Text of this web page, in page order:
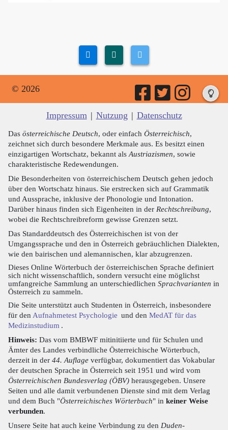
© 2026
Impressum | Nutzung | Datenschutz
Das österreichische Deutsch, oder einfach Österreichisch,
zeichnet sich durch besondere Merkmale aus. Es besitzt einen
einzigartigen Wortschatz, bekannt als Austriazismen, sowie
charakteristische Redewendungen.
Die Besonderheiten von österreichischem Deutsch gehen jedoch
über den Wortschatz hinaus. Sie erstrecken sich auf Grammatik
und Aussprache, inklusive der Phonologie und Intonation.
Darüber hinaus finden sich Eigenheiten in der Rechtschreibung,
wobei die Rechtschreibreform gewisse Grenzen setzt.
Das Standarddeutsch des Österreichischen ist von der
Umgangssprache und den in Österreich gebräuchlichen Dialekten,
wie den bairischen und alemannischen, klar abzugrenzen.
Dieses Online Wörterbuch der österreichischen Sprache definiert
sich nicht wissenschaftlich, sondern versucht eine möglichst
umfangreiche Sammlung an unterschiedlichen Sprachvarianten in
Österreich zu sammeln.
Die Seite unterstützt auch Studenten in Österreich, insbesondere
für den Aufnahmetest Psychologie und den MedAT für das
Medizinstudium .
Hinweis: Das vom BMBWF mitinitiierte und für Schulen und
Ämter des Landes verbindliche Österreichische Wörterbuch,
derzeit in der 44. Auflage verfügbar, dokumentiert das Vokabular
der deutschen Sprache in Österreich seit 1951 und wird vom
Österreichischen Bundesverlag (ÖBV) herausgegeben. Unsere
Seiten und alle damit verbundenen Dienste sind mit dem Verlag
und dem Buch "Österreichisches Wörterbuch" in keiner Weise
verbunden.
Unsere Seite hat auch keine Verbindung zu den Duden-